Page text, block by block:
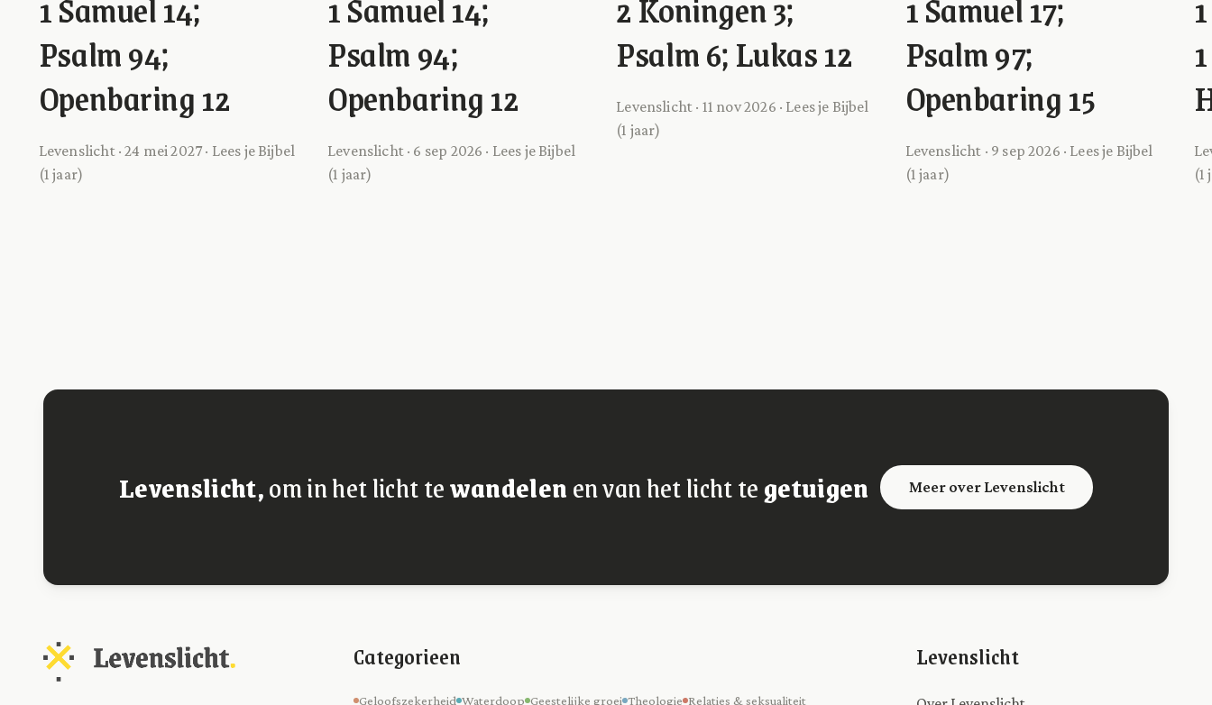
Psalm 94;
Openbaring 12
Levenslicht · 24 mei 2027 · Lees je Bijbel
(1 jaar)
Psalm 94;
Openbaring 12
Levenslicht · 6 sep 2026 · Lees je Bijbel
(1 jaar)
Psalm 6; Lukas 12
Levenslicht · 11 nov 2026 · Lees je Bijbel
(1 jaar)
Psalm 97;
Openbaring 15
Levenslicht · 9 sep 2026 · Lees je Bijbel
(1 jaar)
(1
Levenslicht,om in het licht tewandelenen van het licht tegetuigen Meer over Levenslicht
Categorieen
Geloofszekerheid Waterdoop Geestelijke groei Theologie Relaties & seksualiteit
Levenslicht